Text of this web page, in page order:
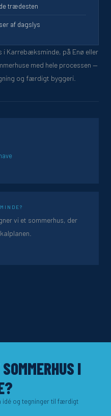
trædesten
af dagslys
i Karrebæksminde, på Enø eller
med hele processen —
og færdigt byggeri.
vi et sommerhus, der
I
og tegninger til færdigt